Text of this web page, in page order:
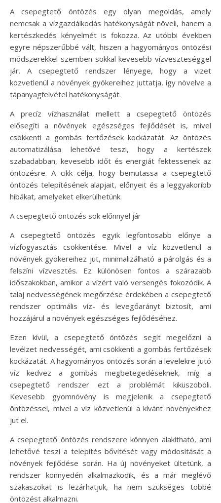
A csepegtető öntözés egy olyan megoldás, amely
nemcsak a vízgazdálkodás hatékonyságát növeli, hanem a
kertészkedés kényelmét is fokozza. Az utóbbi években
egyre népszerűbbé vált, hiszen a hagyományos öntözési
módszerekkel szemben sokkal kevesebb vízveszteséggel
jár. A csepegtető rendszer lényege, hogy a vizet
közvetlenül a növények gyökereihez juttatja, így növelve a
tápanyagfelvétel hatékonyságát.
A precíz vízhasználat mellett a csepegtető öntözés
elősegíti a növények egészséges fejlődését is, mivel
csökkenti a gombás fertőzések kockázatát. Az öntözés
automatizálása lehetővé teszi, hogy a kertészek
szabadabban, kevesebb időt és energiát fektessenek az
öntözésre. A cikk célja, hogy bemutassa a csepegtető
öntözés telepítésének alapjait, előnyeit és a leggyakoribb
hibákat, amelyeket elkerülhetünk.
A csepegtető öntözés sok előnnyel jár
A csepegtető öntözés egyik legfontosabb előnye a
vízfogyasztás csökkentése. Mivel a víz közvetlenül a
növények gyökereihez jut, minimalizálható a párolgás és a
felszíni vízvesztés. Ez különösen fontos a szárazabb
időszakokban, amikor a vízért való versengés fokozódik. A
talaj nedvességének megőrzése érdekében a csepegtető
rendszer optimális víz- és levegőarányt biztosít, ami
hozzájárul a növények egészséges fejlődéséhez.
Ezen kívül, a csepegtető öntözés segít megelőzni a
levélzet nedvességét, ami csökkenti a gombás fertőzések
kockázatát. A hagyományos öntözés során a levelekre jutó
víz kedvez a gombás megbetegedéseknek, míg a
csepegtető rendszer ezt a problémát kiküszöböli.
Kevesebb gyomnövény is megjelenik a csepegtető
öntözéssel, mivel a víz közvetlenül a kívánt növényekhez
jut el.
A csepegtető öntözés rendszere könnyen alakítható, ami
lehetővé teszi a telepítés bővítését vagy módosítását a
növények fejlődése során. Ha új növényeket ültetünk, a
rendszer könnyedén alkalmazkodik, és a már meglévő
szakaszokat is lezárhatjuk, ha nem szükséges többé
öntözést alkalmazni.